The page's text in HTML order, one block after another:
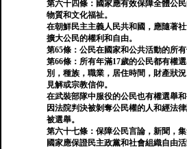
第六十四條：國家應有效保障全體公
物質和文化福祉。
在朝鮮民主主義人民共和國，應隨著
擴大公民的權利和自由。
第65條：公民在國家和公共活動的所
第66條：所有年滿17歲的公民都有權
別，種族，職業，居住時間，財產狀
見解或宗教信仰。
在武裝部隊中服役的公民也有權選舉和
因法院判決被剝奪公民權的人和經法
被選舉。
第六十七條：保障公民言論，新聞，集
國家應保證民主政黨和社會組織自由活